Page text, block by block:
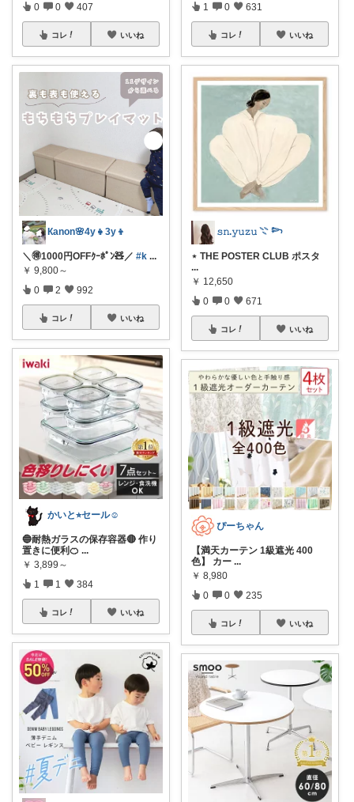
0 0 407
コレ いいね
Кanon🌸4y👧3y👦
＼🉐1000円OFFｸｰﾎﾟﾝ🧸／ #k ...
￥ 9,800～
0 2 992
コレ いいね
かいと⭐︎セール☺️
🔵耐熱ガラスの保存容器🔴 作り
置きに便利🍊 ...
￥ 3,899～
1 1 384
コレ いいね
1 0 631
コレ いいね
𝚜𝚗.𝚢𝚞𝚣𝚞 𓇢 𓆸
⋆ THE POSTER CLUB ポスタ
...
￥ 12,650
0 0 671
コレ いいね
ぴーちゃん
【満天カーテン 1級遮光 400
色】 カー ...
￥ 8,980
0 0 235
コレ いいね